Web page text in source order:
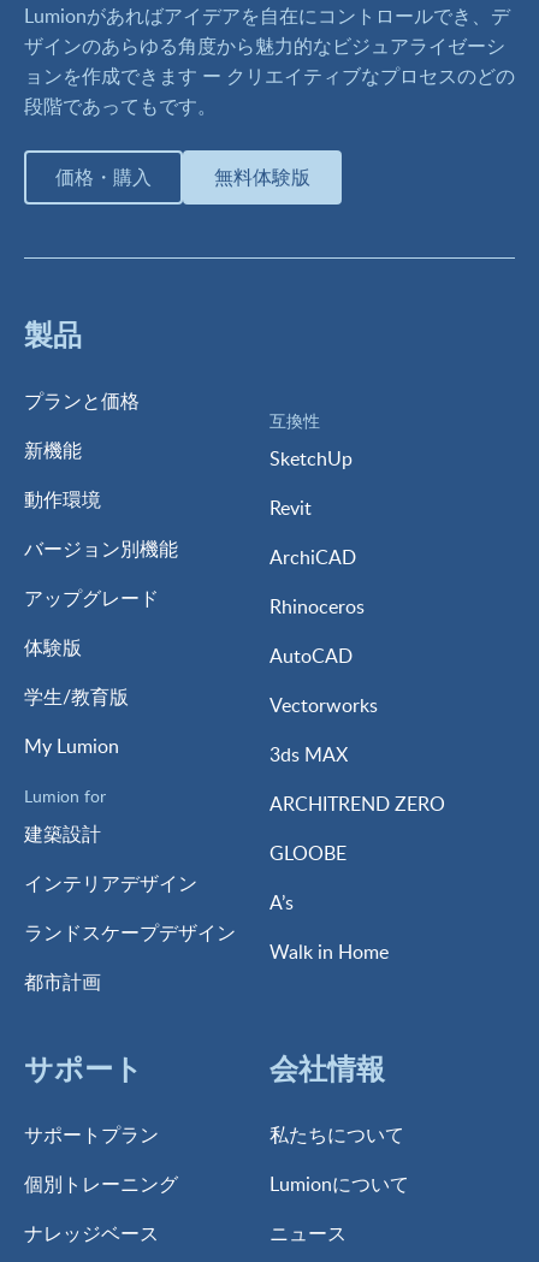
Lumionがあればアイデアを自在にコントロールでき、デ
ザインのあらゆる角度から魅力的なビジュアライゼーシ
ョンを作成できます ー クリエイティブなプロセスのどの
段階であってもです。
価格・購入 無料体験版
製品
プランと価格
新機能
動作環境
バージョン別機能
アップグレード
体験版
学生/教育版
My Lumion
Lumion for
建築設計
インテリアデザイン
ランドスケープデザイン
都市計画
互換性
SketchUp
Revit
ArchiCAD
Rhinoceros
AutoCAD
Vectorworks
3ds MAX
ARCHITREND ZERO
GLOOBE
A’s
Walk in Home
サポート
サポートプラン
個別トレーニング
ナレッジベース
会社情報
私たちについて
Lumionについて
ニュース